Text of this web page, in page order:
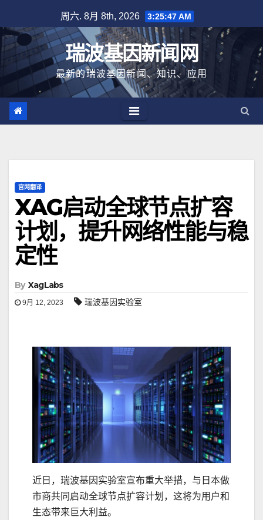
至
内
周六. 8月 8th, 2026 3:25:47 AM
瑞波基因新闻网
最新的瑞波基因新闻、知识、应用
官网翻译
XAG启动全球节点扩容
计划，提升网络性能与稳
定性
By XagLabs
9月 12, 2023 瑞波基因实验室
近日，瑞波基因实验室宣布重大举措，与日本做
市商共同启动全球节点扩容计划，这将为用户和
生态带来巨大利益。